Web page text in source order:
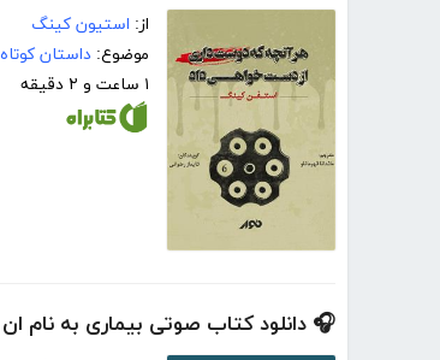
از: استیون کینگ
موضوع: داستان کوتاه
۱ ساعت و ۲ دقیقه
🎧 دانلود کتاب صوتی بیماری به نام ان